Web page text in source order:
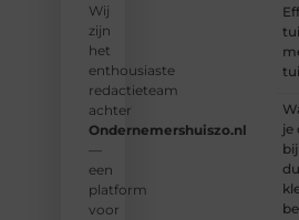
Wij
zijn
het
enthousiaste
redactieteam
achter
Ondernemershuiszo.nl
—
een
platform
voor
je
bij